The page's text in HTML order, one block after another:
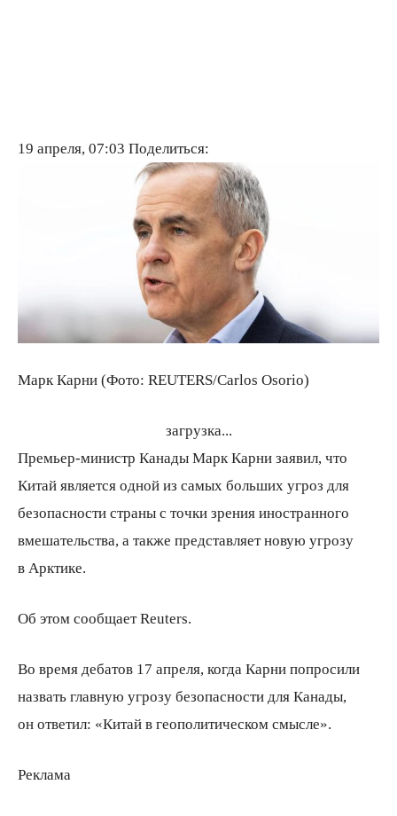
19 апреля, 07:03 Поделиться:
Марк Карни (Фото: REUTERS/Carlos Osorio)
загрузка...
Премьер-министр Канады Марк Карни заявил, что
Китай является одной из самых больших угроз для
безопасности страны с точки зрения иностранного
вмешательства, а также представляет новую угрозу
в Арктике.
Об этом сообщает Reuters.
Во время дебатов 17 апреля, когда Карни попросили
назвать главную угрозу безопасности для Канады,
он ответил: «Китай в геополитическом смысле».
Реклама